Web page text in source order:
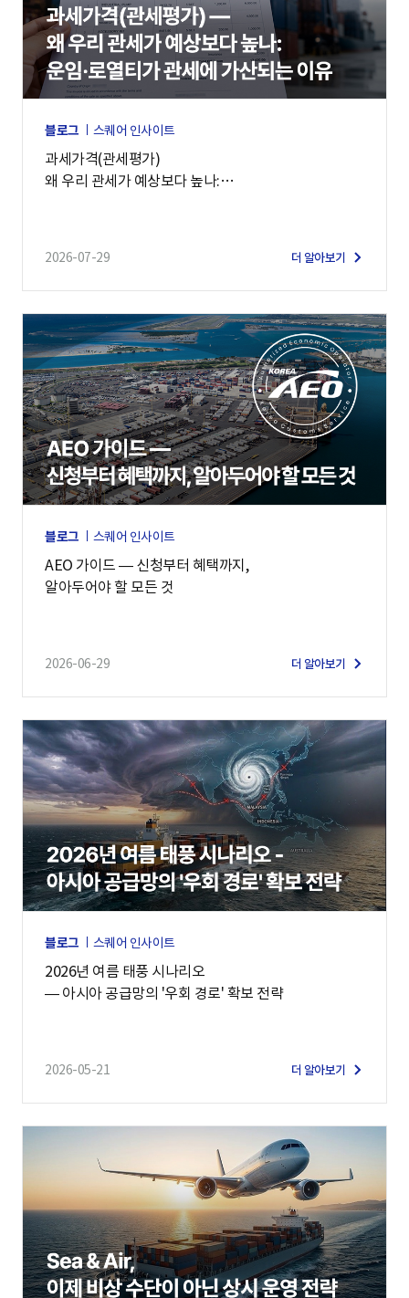
블로그 스퀘어 인사이트
과세가격(관세평가)
왜 우리 관세가 예상보다 높나:
2026-07-29 더 알아보기
블로그 스퀘어 인사이트
AEO 가이드 — 신청부터 혜택까지,
알아두어야 할 모든 것
2026-06-29 더 알아보기
블로그 스퀘어 인사이트
2026년 여름 태풍 시나리오
— 아시아 공급망의 '우회 경로' 확보 전략
2026-05-21 더 알아보기